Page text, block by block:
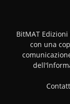
BitMAT
con una